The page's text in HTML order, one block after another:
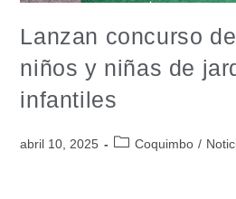
Lanzan concurso
niños y niñas de
infantiles
abril 10, 2025 Coquimbo /